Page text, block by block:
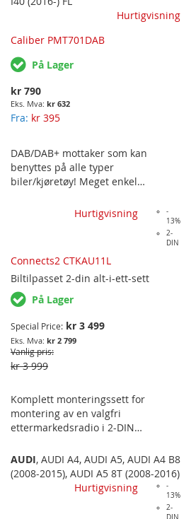
ORIGINALMONTERT NAVIGASJON
FRA FABRIKK.
Hurtigvisning
Caliber PMT701DAB
På Lager
kr 790
kr 632
Fra kr 395
DAB/DAB+ mottaker som kan
benyttes på alle typer
biler/kjøretøy! Meget enkel
ta ca. 1-2 minutt! Denne
løsningen er derfor perfekt for feks.
originalspillerens aux-inngang (for
de biler som er utstyrt med dette)
eller man kan benytte den
innebygde FM-modulatoren.
Enheten har også en USB-utgang
som kan benyttes til lading
av smarttelefon etc.
Hurtigvisning
-
13%
2-
DIN
Connects2 CTKAU11L
Biltilpasset 2-din alt-i-ett-sett
På Lager
Special Price kr 3 499
kr 2 799
Vanlig pris
kr 3 999
Komplett monteringssett for
montering av en valgfri
ettermarkedsradio i 2-DIN
innholder alle festeanordninger,
pynteramme og plug&play-kabler
med elektronikk nødvendig for å
beholde alle de originale
AUDI, AUDI A4, AUDI A5, AUDI A4 B8
(2008-2015), AUDI A5 8T (2008-2016)
Hurtigvisning
-
13%
2-